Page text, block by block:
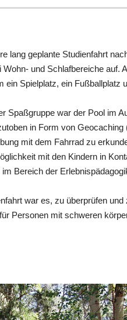
lang geplante Studienfahrt
Wohn- und Schlafbereiche
ein Spielplatz, ein Fußballplatz
Spaßgruppe war der Pool im
in Form von
mit dem Fahrrad zu
mit den Kindern in
Bereich der
war es, zu überprüfen
Personen mit schweren